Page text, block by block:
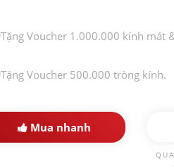
Tặng Voucher 1.000.000 kính mát
Tặng Voucher 500.000 tròng kính.
Mua nhanh